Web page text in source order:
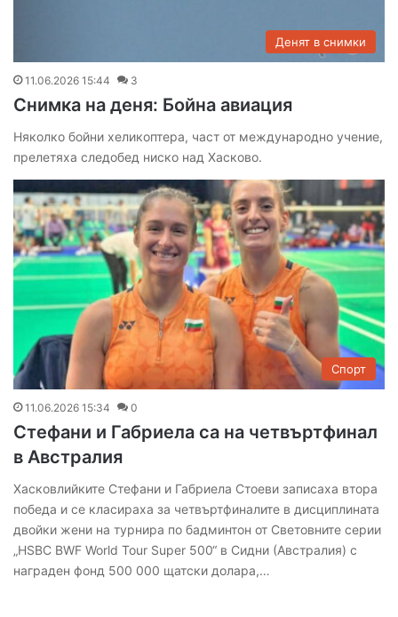
Денят в снимки
11.06.2026 15:44 3
Снимка на деня: Бойна авиация
Няколко бойни хеликоптера, част от международно учение,
прелетяха следобед ниско над Хасково.
Спорт
11.06.2026 15:34 0
Стефани и Габриела са на четвъртфинал
в Австралия
Хасковлийките Стефани и Габриела Стоеви записаха втора
победа и се класираха за четвъртфиналите в дисциплината
двойки жени на турнира по бадминтон от Световните серии
„HSBC BWF World Tour Super 500“ в Сидни (Австралия) с
награден фонд 500 000 щатски долара,…